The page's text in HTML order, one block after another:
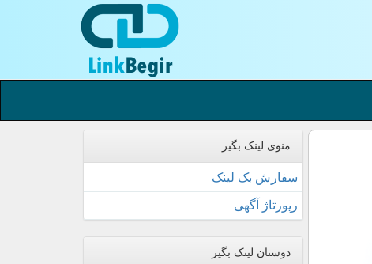
منوی لینک بگیر
سفارش بک لینک
رپورتاژ آگهی
دوستان لینک بگیر